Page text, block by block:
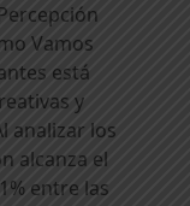
Vamos
está
y
analizar los
alcanza el
entre las